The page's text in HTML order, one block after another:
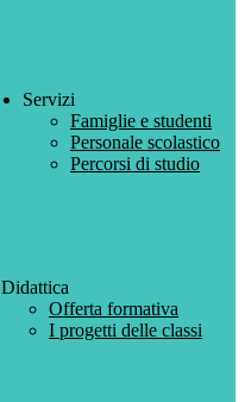
Servizi
Famiglie e studenti
Personale scolastico
Percorsi di studio
Didattica
Offerta formativa
I progetti delle classi